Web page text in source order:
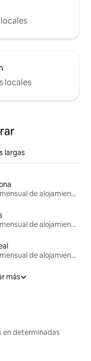
locales
largas
Renta mensual de alojamientos
Renta mensual de alojamientos
Renta mensual de alojamientos
más
en determinadas